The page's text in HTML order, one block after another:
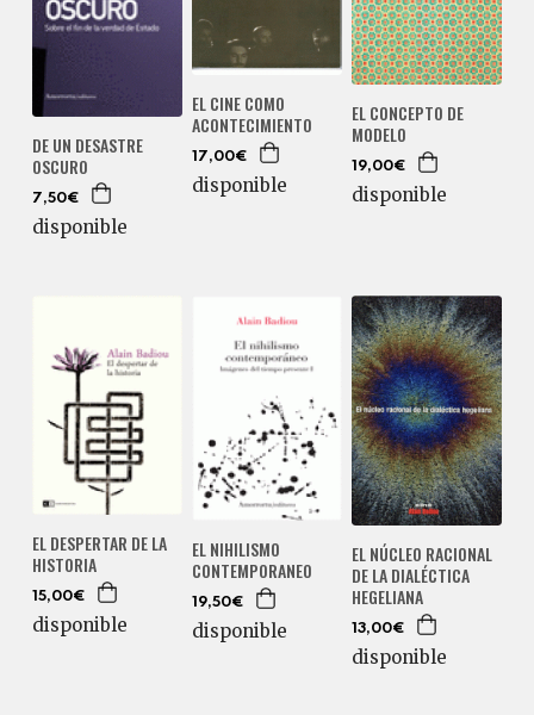
DE UN DESASTRE
OSCURO
7,50€
disponible
EL CINE COMO
ACONTECIMIENTO
17,00€
disponible
EL CONCEPTO DE
MODELO
19,00€
disponible
EL DESPERTAR DE LA
HISTORIA
15,00€
disponible
EL NIHILISMO
CONTEMPORANEO
19,50€
disponible
EL NÚCLEO RACIONAL
DE LA DIALÉCTICA
HEGELIANA
13,00€
disponible